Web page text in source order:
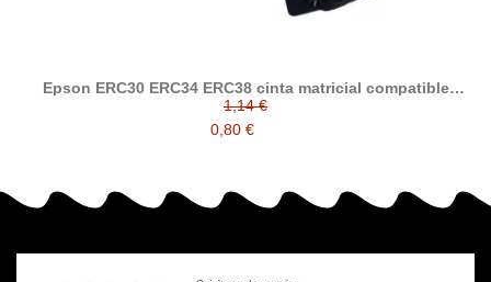
Epson ERC30 ERC34 ERC38 cinta matricial compatible
C43S015374 / C43S015244 / C43S015376
1,14 €
0,80 €